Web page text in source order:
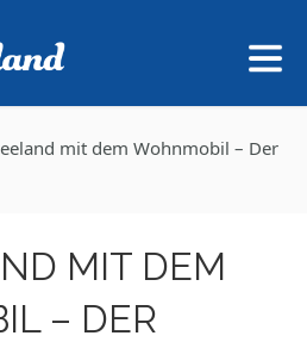
mit dem Wohnmobil – Der
MIT DEM
– DER